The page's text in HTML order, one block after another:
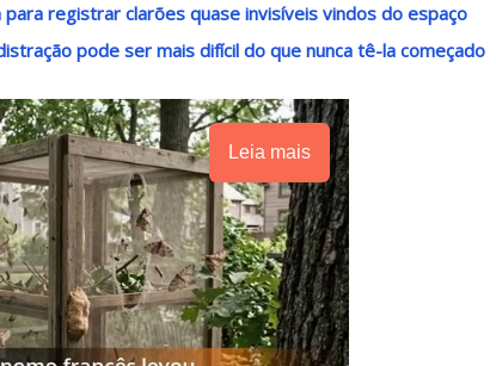
registrar clarões quase invisíveis vindos do espaço
pode ser mais difícil do que nunca tê-la começado
Leia mais